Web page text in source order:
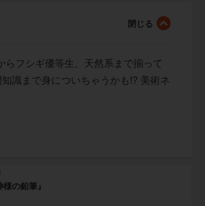
フシギ優等生、天然系まで揃って
識まで身についちゃうかも!? 美術ネ
様の鉛筆』